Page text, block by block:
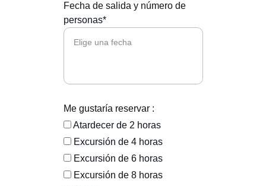
Fecha de salida y número de
personas*
Me gustaría reservar :
Atardecer de 2 horas
Excursión de 4 horas
Excursión de 6 horas
Excursión de 8 horas